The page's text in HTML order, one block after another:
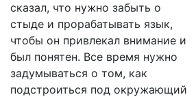
сказал, что нужно забыть о
стыде и прорабатывать язык,
чтобы он привлекал внимание и
был понятен. Все время нужно
задумываться о том, как
подстроиться под окружающий